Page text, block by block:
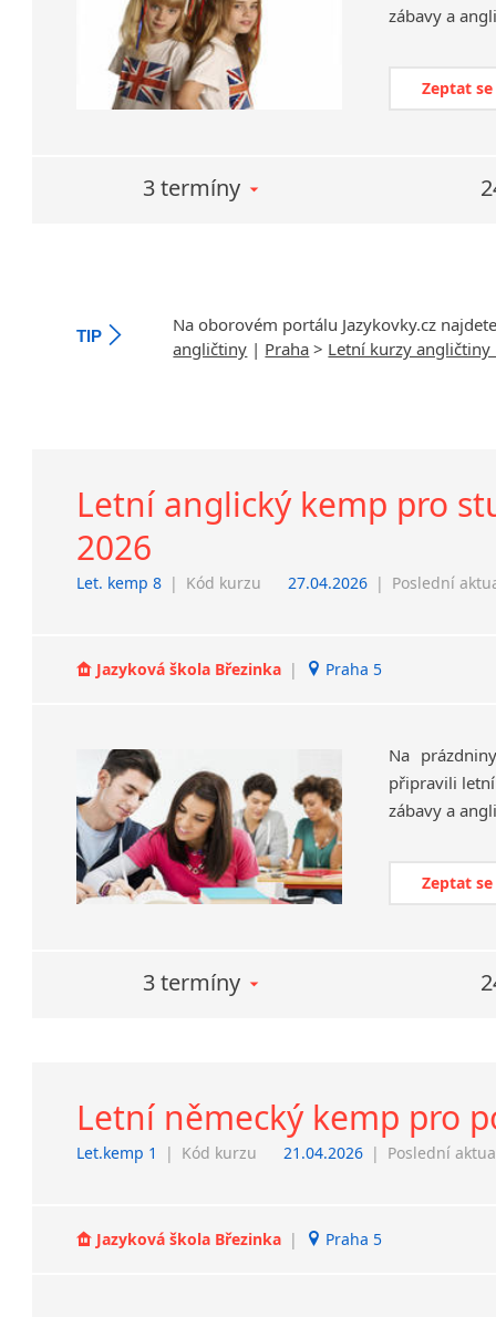
Zeptat
3 termíny
TIP
Na oborovém portálu Jazykovky.cz
angličtiny | Praha > Letní kurzy angličtiny
Letní anglický kemp pro
2026
Let. kemp 8 | Kód kurzu 27.04.2026 | Poslední
Jazyková škola Březinka | Praha 5
Na
připravili
Zeptat
3 termíny
Letní německý kemp pro
Let.kemp 1 | Kód kurzu 21.04.2026 | Poslední
Jazyková škola Březinka | Praha 5